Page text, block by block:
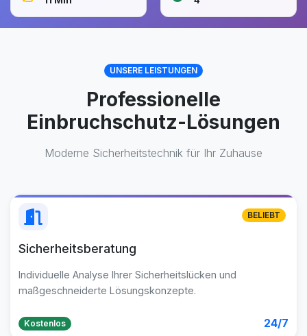
UNSERE LEISTUNGEN
Professionelle
Einbruchschutz-Lösungen
Moderne Sicherheitstechnik für Ihr Zuhause
Sicherheitsberatung
Individuelle Analyse Ihrer Sicherheitslücken und
maßgeschneiderte Lösungskonzepte.
Kostenlos 24/7
BELIEBT